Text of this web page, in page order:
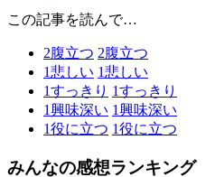
この記事を読んで…
2腹立つ 2腹立つ
1悲しい 1悲しい
1すっきり 1すっきり
1興味深い 1興味深い
1役に立つ 1役に立つ
みんなの感想ランキング